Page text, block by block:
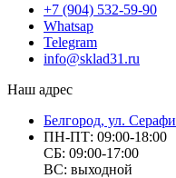
+7 (904) 532-59-90
Whatsap
Telegram
info@sklad31.ru
Наш адрес
Белгород, ул.
ПН-ПТ: 09:00-18:00
СБ: 09:00-17:00
ВС: выходной